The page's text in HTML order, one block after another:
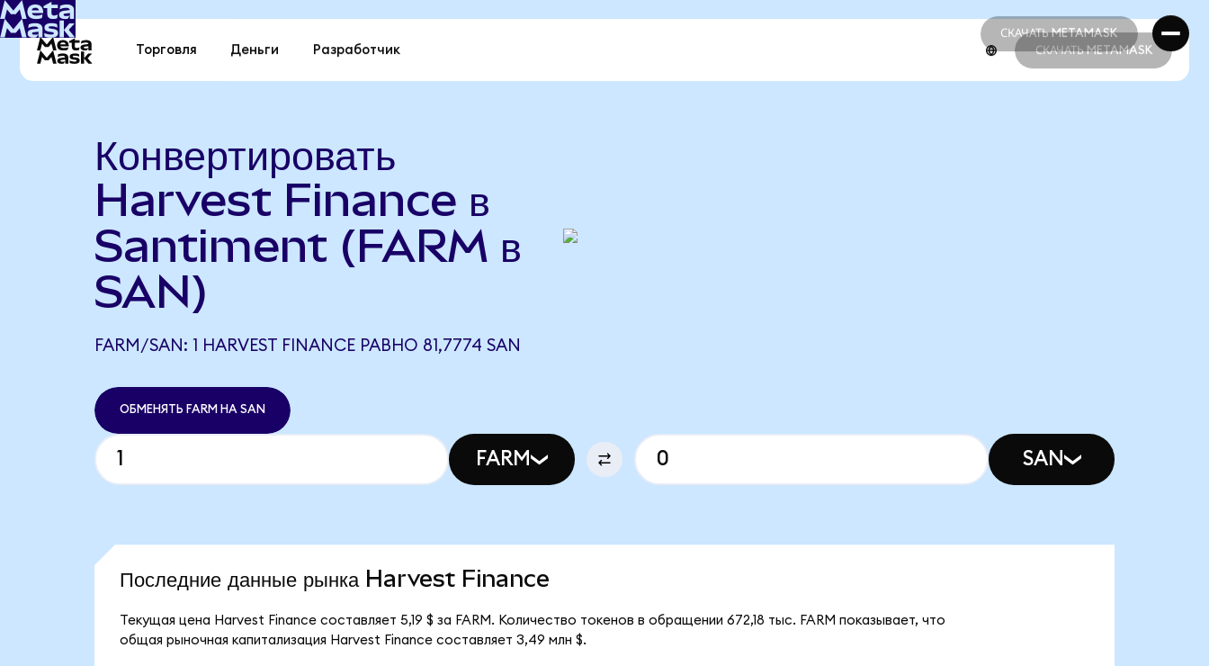
СКАЧАТЬ METAMASK
СКАЧАТЬ METAMASK
Торговля Деньги Разработчик СКАЧАТЬ METAMASK
Конвертировать
Harvest Finance в
Santiment (FARM в
SAN)
FARM/SAN: 1 HARVEST FINANCE РАВНО 81,7774 SAN
ОБМЕНЯТЬ FARM НА SAN
FARM SAN
Последние данные рынка Harvest Finance
Текущая цена Harvest Finance составляет 5,19 $ за FARM. Количество токенов в обращении 672,18 тыс. FARM показывает, что
общая рыночная капитализация Harvest Finance составляет 3,49 млн $.